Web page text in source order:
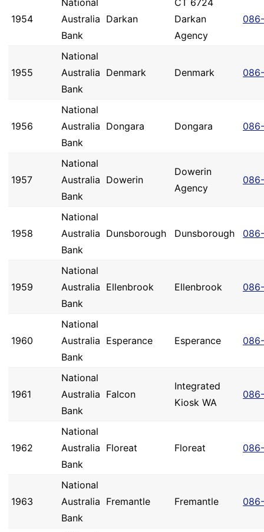
1954
National
Australia
Bank
Darkan
CT 6724
Darkan
Agency
1955
National
Australia
Bank
Denmark Denmark
1956
National
Australia
Bank
Dongara Dongara
1957
National
Australia
Bank
Dowerin
Dowerin
Agency
1958
National
Australia
Bank
Dunsborough Dunsborough
1959
National
Australia
Bank
Ellenbrook Ellenbrook
1960
National
Australia
Bank
Esperance Esperance
1961
National
Australia
Bank
Falcon
Integrated
Kiosk WA
1962
National
Australia
Bank
Floreat Floreat
1963
National
Australia
Bank
Fremantle Fremantle